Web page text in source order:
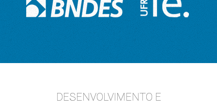
DESENVOLVIMENTO E